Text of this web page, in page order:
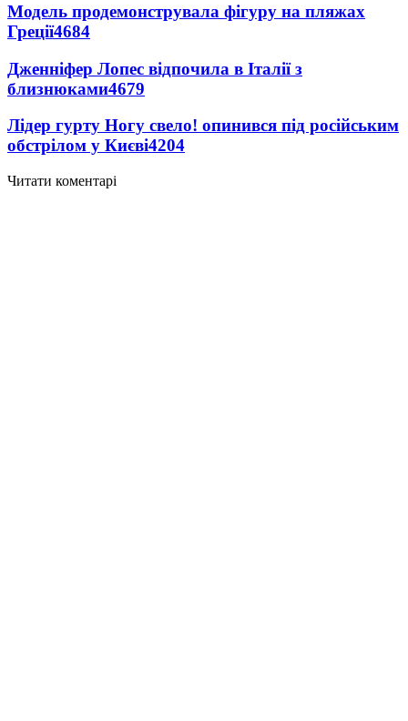
Модель продемонструвала фігуру на пляжах
Греції4684
Дженніфер Лопес відпочила в Італії з
близнюками4679
Лідер гурту Ногу свело! опинився під російським
обстрілом у Києві4204
Читати коментарі